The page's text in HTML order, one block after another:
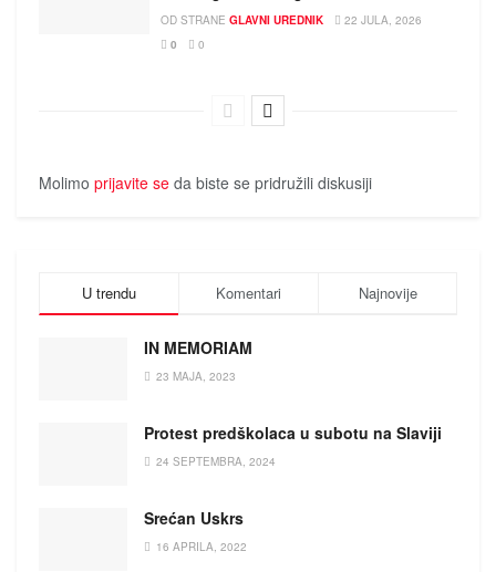
OD STRANE GLAVNI UREDNIK
22 JULA, 2026
0
0
Molimo prijavite se da biste se pridružili diskusiji
U trendu Komentari Najnovije
IN MEMORIAM
23 MAJA, 2023
Protest predškolaca u subotu na Slaviji
24 SEPTEMBRA, 2024
Srećan Uskrs
16 APRILA, 2022